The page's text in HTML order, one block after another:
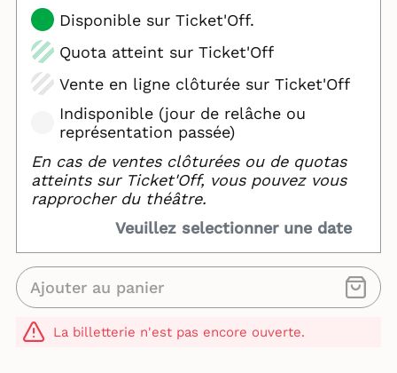
Disponible sur Ticket'Off.
Quota atteint sur Ticket'Off
Vente en ligne clôturée sur Ticket'Off
Indisponible (jour de relâche ou
représentation passée)
En cas de ventes clôturées ou de quotas
atteints sur Ticket'Off, vous pouvez vous
rapprocher du théâtre.
Veuillez selectionner une date
Ajouter au panier
La billetterie n'est pas encore ouverte.